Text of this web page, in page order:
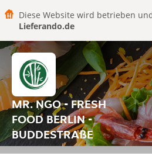
Diese Website wird betrieben
Lieferando.de
MR. NGO - FRESH
FOOD BERLIN -
BUDDESTRAßE